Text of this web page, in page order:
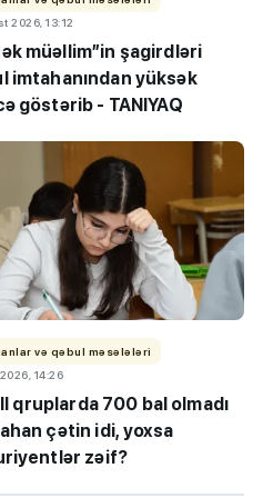
2026, 13:12
müəllim”in şagirdləri
imtahanından yüksək
göstərib - TANIYAQ
və qəbul məsələləri
14:26
qruplarda 700 bal olmadı
çətin idi, yoxsa
zəif?
təhsil icmalı": Qəbul
başa çatdı,
nəticələri dəyişdi...